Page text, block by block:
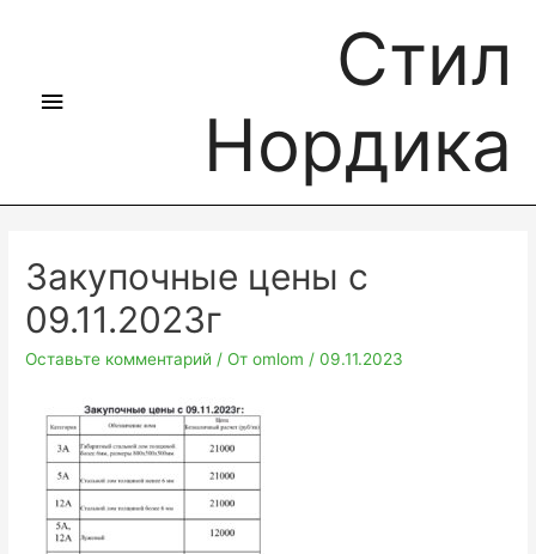
Стил
Нордика
Закупочные цены с
09.11.2023г
Оставьте комментарий / От omlom/09.11.2023